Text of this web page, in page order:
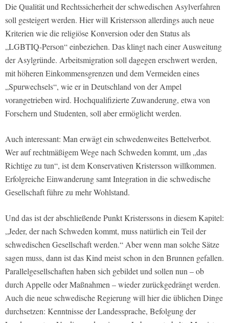
Die Qualität und Rechtssicherheit der schwedischen Asylverfahren
soll gesteigert werden. Hier will Kristersson allerdings auch neue
Kriterien wie die religiöse Konversion oder den Status als
„LGBTIQ-Person“ einbeziehen. Das klingt nach einer Ausweitung
der Asylgründe. Arbeitsmigration soll dagegen erschwert werden,
mit höheren Einkommensgrenzen und dem Vermeiden eines
„Spurwechsels“, wie er in Deutschland von der Ampel
vorangetrieben wird. Hochqualifizierte Zuwanderung, etwa von
Forschern und Studenten, soll aber ermöglicht werden.
Auch interessant: Man erwägt ein schwedenweites Bettelverbot.
Wer auf rechtmäßigem Wege nach Schweden kommt, um „das
Richtige zu tun“, ist dem Konservativen Kristersson willkommen.
Erfolgreiche Einwanderung samt Integration in die schwedische
Gesellschaft führe zu mehr Wohlstand.
Und das ist der abschließende Punkt Kristerssons in diesem Kapitel:
„Jeder, der nach Schweden kommt, muss natürlich ein Teil der
schwedischen Gesellschaft werden.“ Aber wenn man solche Sätze
sagen muss, dann ist das Kind meist schon in den Brunnen gefallen.
Parallelgesellschaften haben sich gebildet und sollen nun – ob
durch Appelle oder Maßnahmen – wieder zurückgedrängt werden.
Auch die neue schwedische Regierung will hier die üblichen Dinge
durchsetzen: Kenntnisse der Landessprache, Befolgung der